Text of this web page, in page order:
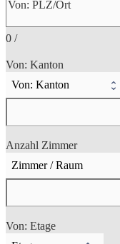
0 /
Von: Kanton
Anzahl Zimmer
Von: Etage